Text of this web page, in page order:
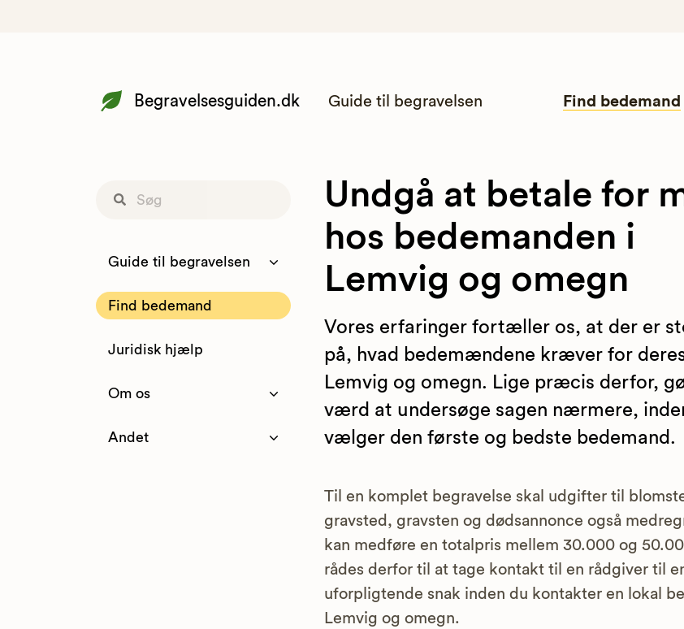
Begravelsesguiden.dk Guide til begravelsen Find bedemand
Guide til begravelsen
Find bedemand
Juridisk hjælp
Om os
Andet
Undgå at betale for
hos bedemanden i
Lemvig og omegn
Vores erfaringer fortæller os, at der er
på, hvad bedemændene kræver for
Lemvig og omegn. Lige præcis derfor,
værd at undersøge sagen nærmere,
vælger den første og bedste bedemand.
Til en komplet begravelse skal udgifter til
gravsted, gravsten og dødsannonce også
kan medføre en totalpris mellem 30.000 og
rådes derfor til at tage kontakt til en rådgiver til
uforpligtende snak inden du kontakter en lokal
Lemvig og omegn.